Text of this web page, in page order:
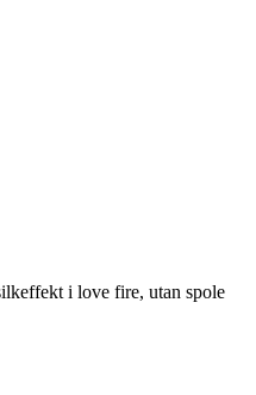
i love fire, utan spole